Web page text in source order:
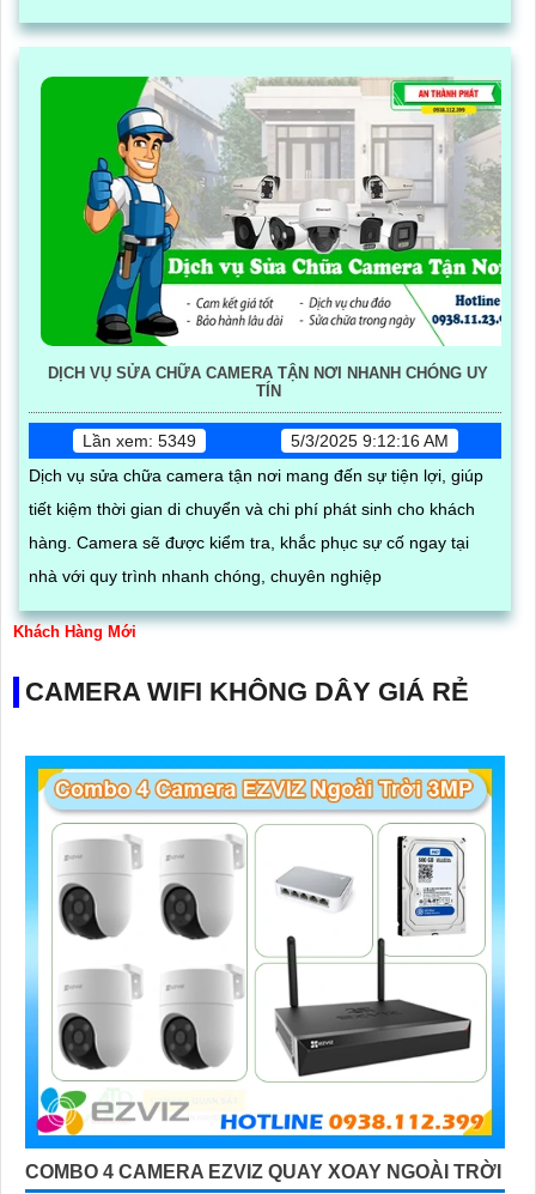
DỊCH VỤ SỬA CHỮA CAMERA TẬN NƠI NHANH CHÓNG UY
TÍN
Lần xem: 5349
5/3/2025 9:12:16 AM
Dịch vụ sửa chữa camera tận nơi mang đến sự tiện lợi, giúp
tiết kiệm thời gian di chuyển và chi phí phát sinh cho khách
hàng. Camera sẽ được kiểm tra, khắc phục sự cố ngay tại
nhà với quy trình nhanh chóng, chuyên nghiệp
Khách Hàng Mới
CAMERA WIFI KHÔNG DÂY GIÁ RẺ
COMBO 4 CAMERA EZVIZ QUAY XOAY NGOÀI TRỜI